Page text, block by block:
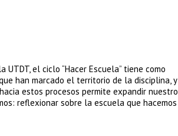
el ciclo “Hacer Escuela” tiene como
han marcado el territorio de la disciplina, y
estos procesos permite expandir nuestro
reflexionar sobre la escuela que hacemos